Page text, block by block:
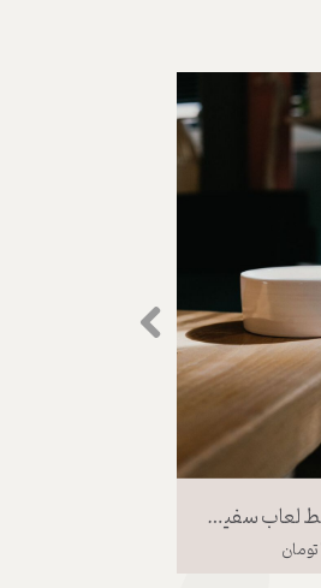
کاسه بدنه سرخ لعاب صورتی ،سایز 1